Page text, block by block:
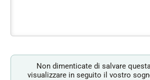
Non dimenticate di salvare
visualizzare in seguito il vostro